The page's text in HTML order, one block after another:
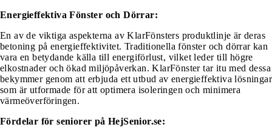
Energieffektiva Fönster och Dörrar:
En av de viktiga aspekterna av KlarFönsters produktlinje är deras
betoning på energieffektivitet. Traditionella fönster och dörrar kan
vara en betydande källa till energiförlust, vilket leder till högre
elkostnader och ökad miljöpåverkan. KlarFönster tar itu med dessa
bekymmer genom att erbjuda ett utbud av energieffektiva lösningar
som är utformade för att optimera isoleringen och minimera
värmeöverföringen.
Fördelar för seniorer på HejSenior.se: